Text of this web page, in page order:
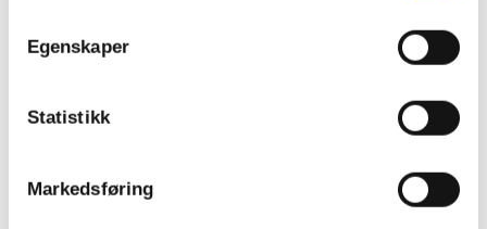
Egenskaper
Statistikk
Markedsføring